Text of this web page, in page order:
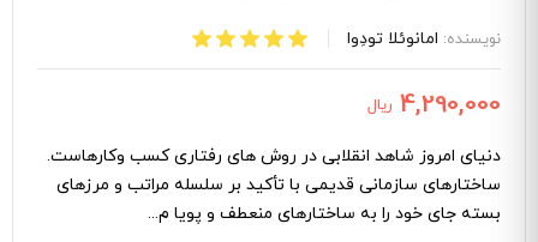
نویسنده: امانوئلا تودِوا
4,290,000 ریال
دنیای امروز شاهد انقلابی در روش ‌های رفتاری کسب ‌وکارهاست.
ساختارهای سازمانی قدیمی با تأکید بر سلسله‌ مراتب و مرزهای
بسته جای خود را به ساختارهای منعطف و پویا م...